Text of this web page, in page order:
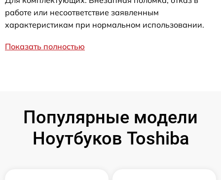
работе или несоответствие заявленным
характеристикам при нормальном использовании.
Показать полностью
Популярные модели
Ноутбуков Toshiba